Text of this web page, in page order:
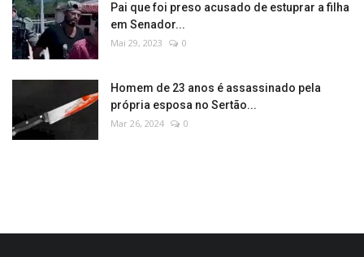
Pai que foi preso acusado de estuprar a filha
em Senador...
Mai 29, 2023 0
Homem de 23 anos é assassinado pela
própria esposa no Sertão...
Mar 26, 2024 0